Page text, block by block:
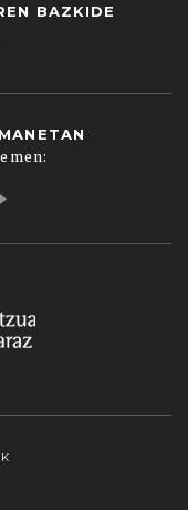
BAZKIDE